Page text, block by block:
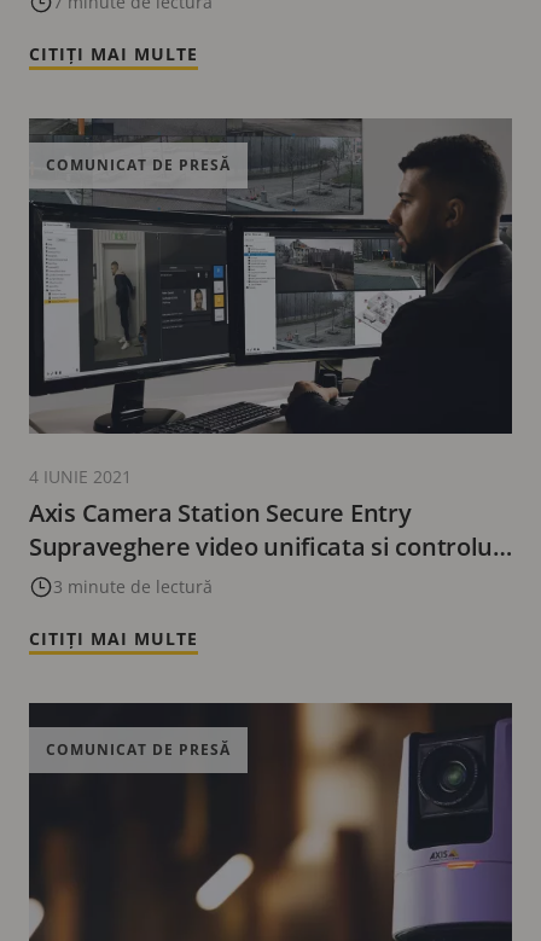
CITIȚI MAI MULTE
Axis Camera Station Secure Entry
Supraveghere video unificata si controlul
3 minute de lectură
COMUNICAT DE PRESĂ
4 IUNIE 2021
CITIȚI MAI MULTE
COMUNICAT DE PRESĂ